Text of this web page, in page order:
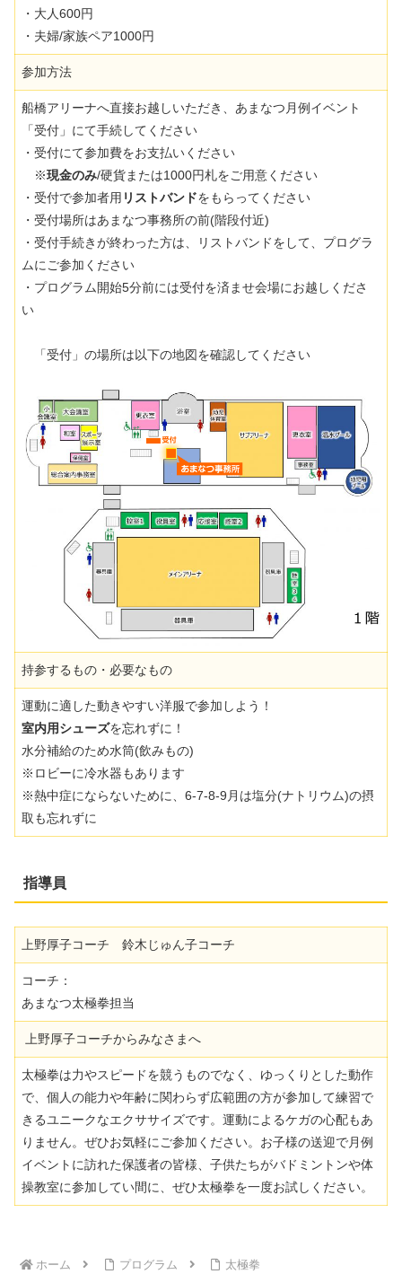
・大人600円
・夫婦/家族ペア1000円
参加方法
船橋アリーナへ直接お越しいただき、あまなつ月例イベント
「受付」にて手続してください
・受付にて参加費をお支払いください
※現金のみ/硬貨または1000円札をご用意ください
・受付で参加者用 リストバンドをもらってください
・受付場所はあまなつ事務所の前(階段付近)
・受付手続きが終わった方は、リストバンドをして、プログラ
ムにご参加ください
・プログラム開始5分前には受付を済ませ会場にお越しくださ
い
「受付」の場所は以下の地図を確認してください
持参するもの・必要なもの
運動に適した動きやすい洋服で参加しよう！
室内用シューズを忘れずに！
水分補給のため水筒(飲みもの)
※ロビーに冷水器もあります
※熱中症にならないために、6-7-8-9月は塩分(ナトリウム)の摂
取も忘れずに
指導員
上野厚子コーチ 鈴木じゅん子コーチ
コーチ：
あまなつ太極拳担当
上野厚子コーチからみなさまへ
太極拳は力やスピードを競うものでなく、ゆっくりとした動作
で、個人の能力や年齢に関わらず広範囲の方が参加して練習で
きるユニークなエクササイズです。運動によるケガの心配もあ
りません。ぜひお気軽にご参加ください。お子様の送迎で月例
イベントに訪れた保護者の皆様、子供たちがバドミントンや体
操教室に参加してい間に、ぜひ太極拳を一度お試しください。
ホーム プログラム 太極拳